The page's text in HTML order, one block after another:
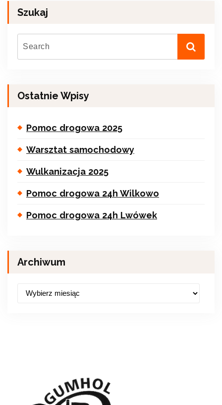
Szukaj
Ostatnie Wpisy
Pomoc drogowa 2025
Warsztat samochodowy
Wulkanizacja 2025
Pomoc drogowa 24h Wilkowo
Pomoc drogowa 24h Lwówek
Archiwum